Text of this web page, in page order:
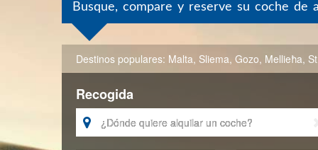
Busque, compare y reserve su coche de
Destinos populares: Malta, Sliema, Gozo, Mellieħa,
Recogida
